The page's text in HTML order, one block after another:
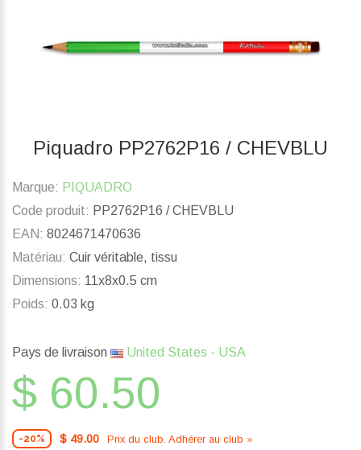
Piquadro PP2762P16 / CHEVBLU
Marque: PIQUADRO
Code produit: PP2762P16 / CHEVBLU
EAN: 8024671470636
Matériau: Cuir véritable, tissu
Dimensions: 11x8x0.5 cm
Poids: 0.03 kg
Pays de livraison United States - USA
$ 60.50
-20% $ 49.00 Prix ​​du club. Adhérer au club »